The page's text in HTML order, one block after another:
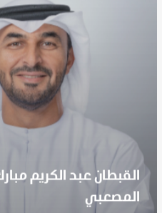
القبطان عبد الكريم
المصعبي